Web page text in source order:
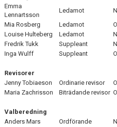
Emma
Lennartsson
Ledamot
Mia Rosberg
Ledamot
Louise Hulteberg
Ledamot
Fredrik Tukk
Suppleant
Inga Wulff
Suppleant
Revisorer
Jenny Tobiaeson
Ordinarie revisor
Maria Zachrisson
Biträdande revisor
Valberedning
Anders Mars
Ordförande